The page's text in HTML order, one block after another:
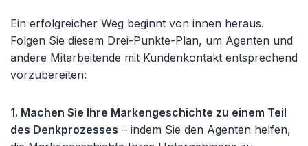
Ein erfolgreicher Weg beginnt von innen heraus.
Folgen Sie diesem Drei-Punkte-Plan, um Agenten und
andere Mitarbeitende mit Kundenkontakt entsprechend
vorzubereiten:
1. Machen Sie Ihre Markengeschichte zu einem Teil
des Denkprozesses – indem Sie den Agenten helfen,